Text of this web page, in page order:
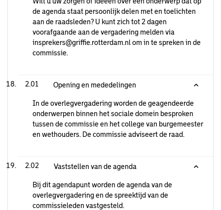
de agenda staat persoonlijk delen met en toelichten
aan de raadsleden? U kunt zich tot 2 dagen
voorafgaande aan de vergadering melden via
insprekers@griffie.rotterdam.nl om in te spreken in de
commissie.
2.01 Opening en mededelingen
In de overlegvergadering worden de geagendeerde
onderwerpen binnen het sociale domein besproken
tussen de commissie en het college van burgemeester
en wethouders. De commissie adviseert de raad.
2.02 Vaststellen van de agenda
Bij dit agendapunt worden de agenda van de
overlegvergadering en de spreektijd van de
commissieleden vastgesteld.